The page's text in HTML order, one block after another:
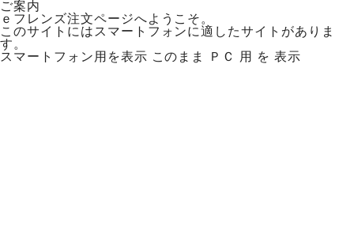
ご案内
ｅフレンズ注文ページへようこそ。
このサイトにはスマートフォンに適したサイトがありま
す。
スマートフォン用を表示 このまま ＰＣ 用 を 表示